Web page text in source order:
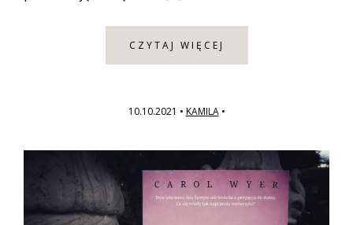
CZYTAJ WIĘCEJ
10.10.2021 • KAMILA•